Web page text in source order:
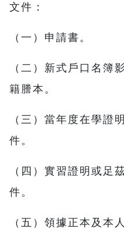
文件：
（一）申請書。
（二）新式戶口名簿
籍謄本。
（三）當年度在學證
件。
（四）實習證明或足
件。
（五）領據正本及本